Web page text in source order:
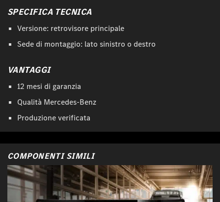
SPECIFICA TECNICA
Versione: retrovisore principale
Sede di montaggio: lato sinistro o destro
VANTAGGI
12 mesi di garanzia
Qualità Mercedes-Benz
Produzione verificata
COMPONENTI SIMILI